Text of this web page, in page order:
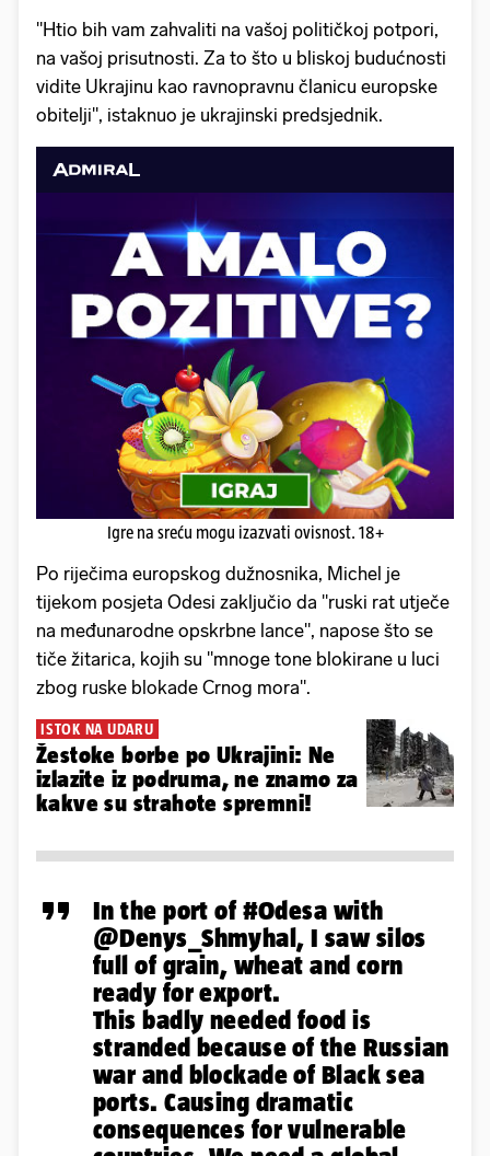
"Htio bih vam zahvaliti na vašoj političkoj potpori,
na vašoj prisutnosti. Za to što u bliskoj budućnosti
vidite Ukrajinu kao ravnopravnu članicu europske
obitelji", istaknuo je ukrajinski predsjednik.
Igre na sreću mogu izazvati ovisnost. 18+
Po riječima europskog dužnosnika, Michel je
tijekom posjeta Odesi zaključio da "ruski rat utječe
na međunarodne opskrbne lance", napose što se
tiče žitarica, kojih su "mnoge tone blokirane u luci
zbog ruske blokade Crnog mora".
ISTOK NA UDARU
Žestoke borbe po Ukrajini: Ne
izlazite iz podruma, ne znamo za
kakve su strahote spremni!
In the port of#Odesa with
@Denys_Shmyhal, I saw silos
full of grain, wheat and corn
ready for export.
This badly needed food is
stranded because of the Russian
war and blockade of Black sea
ports. Causing dramatic
consequences for vulnerable